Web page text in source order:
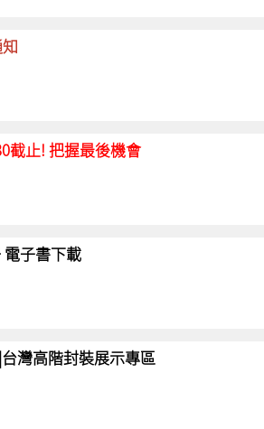
截止! 把握最後機會
子書下載
台灣高階封裝展示專區